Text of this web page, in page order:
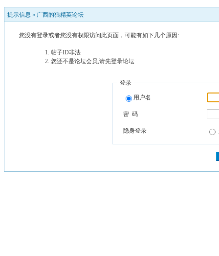
提示信息 » 广西的狼精英论坛
您没有登录或者您没有权限访问此页面，可能有如下几个原因:
帖子ID非法
您还不是论坛会员,请先登录论坛
登录
用户名
密 码
隐身登录